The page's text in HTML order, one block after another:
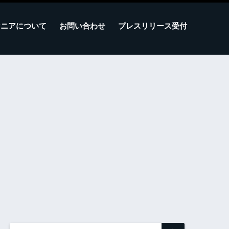
アについて お問い合わせ プレスリリース受付